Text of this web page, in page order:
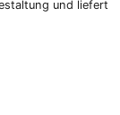
und liefert